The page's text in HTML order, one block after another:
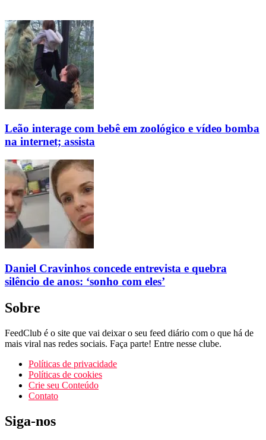
Leão interage com bebê em zoológico e vídeo bomba
na internet; assista
Daniel Cravinhos concede entrevista e quebra
silêncio de anos: ‘sonho com eles’
Sobre
FeedClub é o site que vai deixar o seu feed diário com o que há de
mais viral nas redes sociais. Faça parte! Entre nesse clube.
Políticas de privacidade
Políticas de cookies
Crie seu Conteúdo
Contato
Siga-nos